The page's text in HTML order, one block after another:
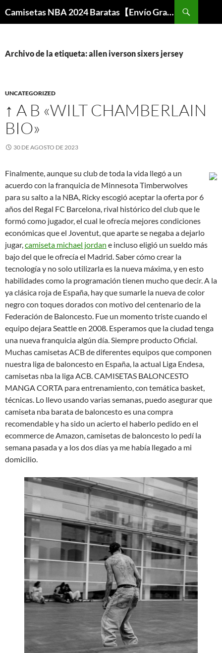
Camisetas NBA 2024 Baratas【Envío Gratis】
Archivo de la etiqueta: allen iverson sixers jersey
UNCATEGORIZED
↑ A B «WILT CHAMBERLAIN
BIO»
30 DE AGOSTO DE 2023
Finalmente, aunque su club de toda la vida llegó a un
acuerdo con la franquicia de Minnesota Timberwolves
para su salto a la NBA, Ricky escogió aceptar la oferta por 6
años del Regal FC Barcelona, rival histórico del club que le
formó como jugador, el cual le ofrecía mejores condiciones
económicas que el Joventut, que aparte se negaba a dejarlo
jugar,camiseta michael jordan e incluso eligió un sueldo más
bajo del que le ofrecía el Madrid. Saber cómo crear la
tecnología y no solo utilizarla es la nueva máxima, y en esto
habilidades como la programación tienen mucho que decir. A la
ya clásica roja de España, hay que sumarle la nueva de color
negro con toques dorados con motivo del centenario de la
Federación de Baloncesto. Fue un momento triste cuando el
equipo dejara Seattle en 2008. Esperamos que la ciudad tenga
una nueva franquicia algún día. Siempre producto Oficial.
Muchas camisetas ACB de diferentes equipos que componen
nuestra liga de baloncesto en España, la actual Liga Endesa,
camisetas nba la liga ACB. CAMISETAS BALONCESTO
MANGA CORTA para entrenamiento, con temática basket,
técnicas. Lo llevo usando varias semanas, puedo asegurar que
camiseta nba barata de baloncesto es una compra
recomendable y ha sido un acierto el haberlo pedido en el
ecommerce de Amazon, camisetas de baloncesto lo pedí la
semana pasada y a los dos días ya me había llegado a mi
domicilio.